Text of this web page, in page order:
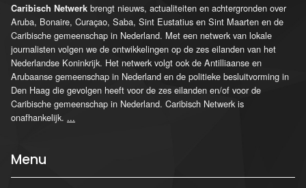
Caribisch Netwerk brengt nieuws, actualiteiten en achtergronden over
Aruba, Bonaire, Curaçao, Saba, Sint Eustatius en Sint Maarten en de
Caribische gemeenschap in Nederland. Met een netwerk van lokale
journalisten volgen we de ontwikkelingen op de zes eilanden van het
Nederlandse Koninkrijk. Het netwerk volgt ook de Antilliaanse en
Arubaanse gemeenschap in Nederland en de politieke besluitvorming in
Den Haag die gevolgen heeft voor de zes eilanden en/of voor de
Caribische gemeenschap in Nederland. Caribisch Netwerk is
onafhankelijk. ...
Menu